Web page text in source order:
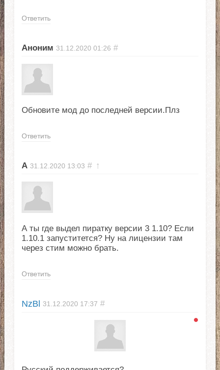
Ответить
Аноним 31.12.2020 01:26 #
Обновите мод до последней версии.Плз
Ответить
А 31.12.2020 13:03 # ↑
А ты где выдел пиратку версии 3 1.10? Если
1.10.1 запуститется? Ну на лицензии там
через стим можно брать.
Ответить
NzBl 31.12.2020 17:37 #